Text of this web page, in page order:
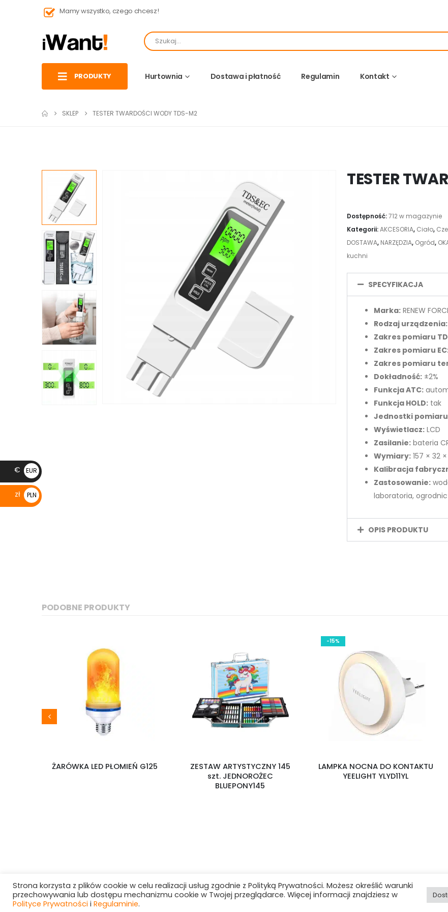
Mamy wszystko, czego chcesz!
PRODUKTY Hurtownia Dostawa i płatność Regulamin Kontakt
SKLEP TESTER TWARDOŚCI WODY TDS-M2
TESTER
Dostępność:712 w magazynie
Kategorii:AKCESORIA, Ciało,
DOSTAWA, NARZĘDZIA, Ogród,
kuchni
SPECYFIKACJA
Marka: RENEW
Rodzaj urządzenia:
Zakres pomiaru
Zakres pomiaru
Zakres pomiaru
Dokładność: ±2%
Funkcja ATC:
Funkcja HOLD: tak
Jednostki
Wyświetlacz: LCD
Zasilanie: bateria
Wymiary: 157 × 32
Kalibracja
Zastosowanie:
laboratoria,
OPIS PRODUKTU
PODOBNE PRODUKTY
ŻARÓWKA LED PŁOMIEŃ G125
ZESTAW ARTYSTYCZNY 145
szt. JEDNOROŻEC
BLUEPONY145
-15%
LAMPKA NOCNA DO KONTAKTU
YEELIGHT YLYD11YL
Hurtownia i-Want! © 2025. All Rights Reserved
Strona korzysta z plików cookie w celu realizacji usług zgodnie z Polityką Prywatności. Możesz określić warunki
przechowywania lub dostępu mechanizmu cookie w Twojej przeglądarce. Więcej informacji znajdziesz w
Polityce Prywatności i Regulaminie.
€
EUR
€
zł
PLN
zł